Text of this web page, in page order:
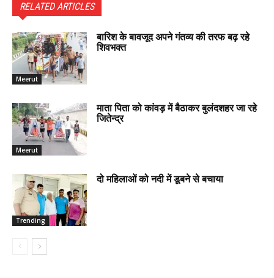
RELATED ARTICLES
Meerut
बारिश के बावजूद अपने गंतव्य की तरफ बढ़ रहे
शिवभक्त
Meerut
माता पिता को कांवड़ में बैठाकर बुलंदशहर जा रहे
जितेन्द्र
Trending
दो महिलाओं को नदी में डूबने से बचाया